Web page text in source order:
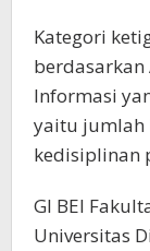
Kategori
berdasarkan
Informasi
yaitu jumlah
kedisiplinan
GI BEI
Universitas